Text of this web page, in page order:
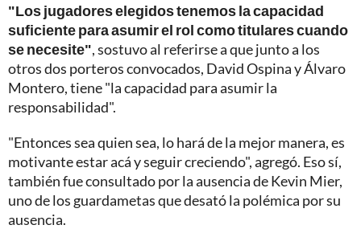
"Los jugadores elegidos tenemos la capacidad
suficiente para asumir el rol como titulares cuando
se necesite", sostuvo al referirse a que junto a los
otros dos porteros convocados, David Ospina y Álvaro
Montero, tiene "la capacidad para asumir la
responsabilidad".
"Entonces sea quien sea, lo hará de la mejor manera, es
motivante estar acá y seguir creciendo", agregó. Eso sí,
también fue consultado por la ausencia de Kevin Mier,
uno de los guardametas que desató la polémica por su
ausencia.